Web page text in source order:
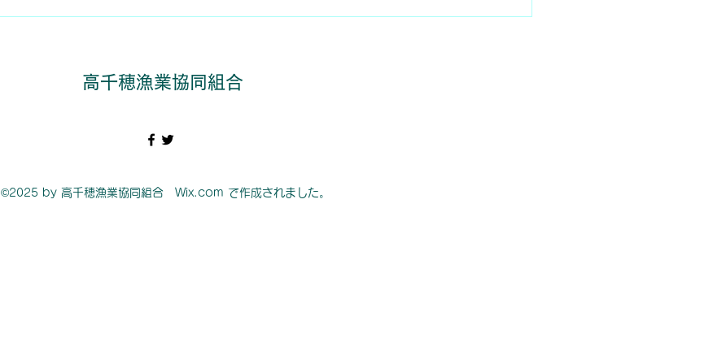
【ヤマメ3月1日解禁】放流
へお問い合わせください。
高千穂漁業協同組合
©2025 by 高千穂漁業協同組合 Wix.com で作成されました。